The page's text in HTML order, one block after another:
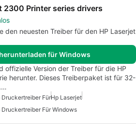
2300 Printer series drivers
den neuesten Treiber für den HP Laserjet
für Windows
offizielle Version der Treiber für die HP
herunter. Dieses Treiberpaket ist für 32-
Druckertreiber FürHp Laserjet
Druckertreiber Für Windows